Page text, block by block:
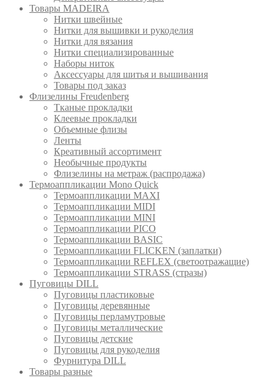
Товары MADEIRA
Нитки швейные
Нитки для вышивки и рукоделия
Нитки для вязания
Нитки специализированные
Наборы ниток
Аксессуары для шитья и вышивания
Товары под заказ
Флизелины Freudenberg
Тканые прокладки
Клеевые прокладки
Объемные флизы
Ленты
Креативный ассортимент
Необычные продукты
Флизелины на метраж (распродажа)
Термоаппликации Mono Quick
Термоаппликации MAXI
Термоаппликации MIDI
Термоаппликации MINI
Термоаппликации PICO
Термоаппликации BASIC
Термоаппликации FLICKEN (заплатки)
Термоаппликации REFLEX (светоотражащие)
Термоаппликации STRASS (стразы)
Пуговицы DILL
Пуговицы пластиковые
Пуговицы деревянные
Пуговицы перламутровые
Пуговицы металлические
Пуговицы детские
Пуговицы для рукоделия
Фурнитура DILL
Товары разные